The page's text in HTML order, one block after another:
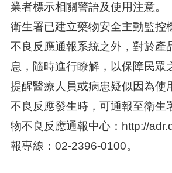
業者標示相關警語及使用注意。
衛生署已建立藥物安全主動監控
不良反應通報系統之外，對於產
息，隨時進行瞭解，以保障民眾
提醒醫療人員或病患疑似因為使
不良反應發生時，可通報至衛生
物不良反應通報中心：http://
報專線：02-2396-0100。